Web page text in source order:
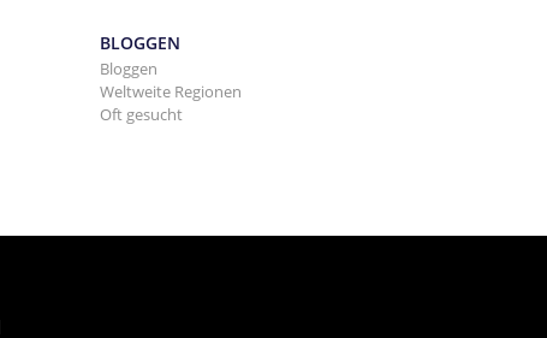
BLOGGEN
Bloggen
Weltweite Regionen
Oft gesucht